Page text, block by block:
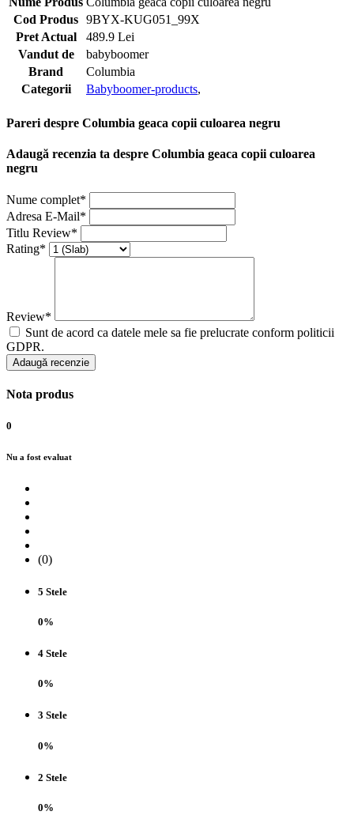
Cod Produs 9BYX-KUG051_99X
Pret Actual
489.9 Lei
Vandut de
babyboomer
Brand
Columbia
Categorii
Babyboomer-products,
Pareri despre Columbia geaca copii culoarea negru
Adaugă recenzia ta despre Columbia geaca copii culoarea
negru
Nume complet*
Adresa E-Mail*
Titlu Review*
Rating*
Review*
Sunt de acord ca datele mele sa fie prelucrate conform politicii
GDPR.
Adaugă recenzie
Nota produs
0
Nu a fost evaluat
(0)
5 Stele
0%
4 Stele
0%
3 Stele
0%
2 Stele
0%